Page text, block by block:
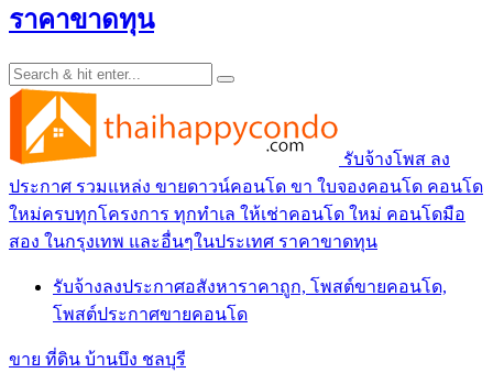
ราคาขาดทุน
รับจ้างโพส ลง
ประกาศ รวมแหล่ง ขายดาวน์คอนโด ขา ใบจองคอนโด คอนโด
ใหม่ครบทุกโครงการ ทุกทำเล ให้เช่าคอนโด ใหม่ คอนโดมือ
สอง ในกรุงเทพ และอื่นๆในประเทศ ราคาขาดทุน
รับจ้างลงประกาศอสังหาราคาถูก, โพสต์ขายคอนโด,
โพสต์ประกาศขายคอนโด
ขาย ที่ดิน บ้านบึง ชลบุรี